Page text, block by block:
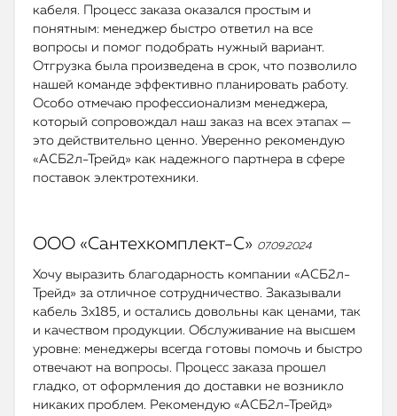
кабеля. Процесс заказа оказался простым и
понятным: менеджер быстро ответил на все
вопросы и помог подобрать нужный вариант.
Отгрузка была произведена в срок, что позволило
нашей команде эффективно планировать работу.
Особо отмечаю профессионализм менеджера,
который сопровождал наш заказ на всех этапах —
это действительно ценно. Уверенно рекомендую
«АСБ2л-Трейд» как надежного партнера в сфере
поставок электротехники.
ООО «Сантехкомплект-С» 07.09.2024
Хочу выразить благодарность компании «АСБ2л-
Трейд» за отличное сотрудничество. Заказывали
кабель 3х185, и остались довольны как ценами, так
и качеством продукции. Обслуживание на высшем
уровне: менеджеры всегда готовы помочь и быстро
отвечают на вопросы. Процесс заказа прошел
гладко, от оформления до доставки не возникло
никаких проблем. Рекомендую «АСБ2л-Трейд»